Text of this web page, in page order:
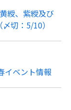
綬、紫綬及び
切：5/10）
イベント情報